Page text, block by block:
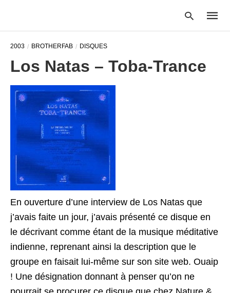
2003 BROTHERFAB DISQUES
Los Natas – Toba-Trance
En ouverture d’une interview de Los Natas que
j’avais faite un jour, j’avais présenté ce disque en
le décrivant comme étant de la musique méditative
indienne, reprenant ainsi la description que le
groupe en faisait lui-même sur son site web. Ouaip
! Une désignation donnant à penser qu’on ne